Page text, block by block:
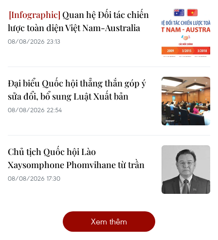
Quan hệ Đối tác chiến
lược toàn diện Việt Nam-Australia
08/08/2026 23:13
Đại biểu Quốc hội thẳng thắn góp ý
sửa đổi, bổ sung Luật Xuất bản
08/08/2026 22:54
Chủ tịch Quốc hội Lào
Xaysomphone Phomvihane từ trần
08/08/2026 17:30
Xem thêm